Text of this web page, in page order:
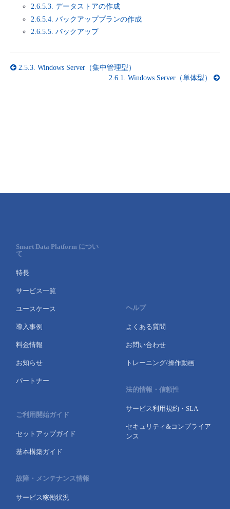
■ 基本構築ガイド
- クラウド / サーバー
2.6.5.3. データストアの作成
2.6.5.4. バックアッププランの作成
2.6.5.5. バックアップ
2.5.3. Windows Server（集中管理型）
2.6.1. Windows Server（単体型）
Smart Data Platform につい
て
特長
サービス一覧
ユースケース
導入事例
料金情報
お知らせ
パートナー
ご利用開始ガイド
セットアップガイド
基本構築ガイド
故障・メンテナンス情報
サービス稼働状況
ヘルプ
よくある質問
お問い合わせ
トレーニング/操作動画
法的情報・信頼性
サービス利用規約・SLA
セキュリティ&コンプライア
ンス